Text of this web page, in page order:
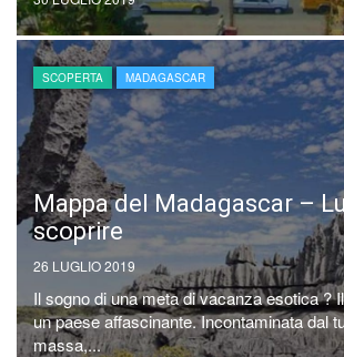
SCOPERTA MADAGASCAR
Mappa del Madagascar –
scoprire
26 LUGLIO 2019
Il sogno di una meta di vacanza esotica ?
un paese affascinante. Incontaminata dal
massa,...